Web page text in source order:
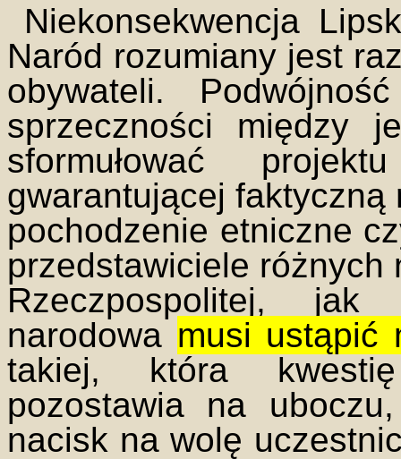
Niekonsekwencja
Naród rozumiany jest
obywateli.
sprzeczności między
sformułować
gwarantującej
pochodzenie etniczne
przedstawiciele różnych
Rzeczpospolitej,
narodowa musi ustąpić
takiej, która
pozostawia na
nacisk na wolę